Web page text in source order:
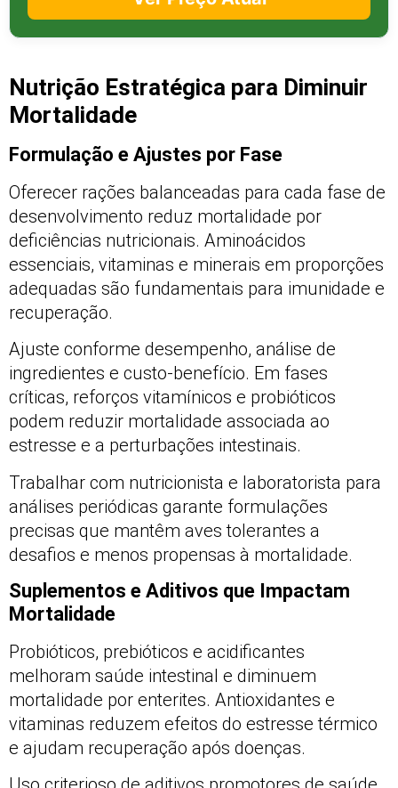
Nutrição Estratégica para Diminuir
Mortalidade
Formulação e Ajustes por Fase
Oferecer rações balanceadas para cada fase de
desenvolvimento reduz mortalidade por
deficiências nutricionais. Aminoácidos
essenciais, vitaminas e minerais em proporções
adequadas são fundamentais para imunidade e
recuperação.
Ajuste conforme desempenho, análise de
ingredientes e custo‑benefício. Em fases
críticas, reforços vitamínicos e probióticos
podem reduzir mortalidade associada ao
estresse e a perturbações intestinais.
Trabalhar com nutricionista e laboratorista para
análises periódicas garante formulações
precisas que mantêm aves tolerantes a
desafios e menos propensas à mortalidade.
Suplementos e Aditivos que Impactam
Mortalidade
Probióticos, prebióticos e acidificantes
melhoram saúde intestinal e diminuem
mortalidade por enterites. Antioxidantes e
vitaminas reduzem efeitos do estresse térmico
e ajudam recuperação após doenças.